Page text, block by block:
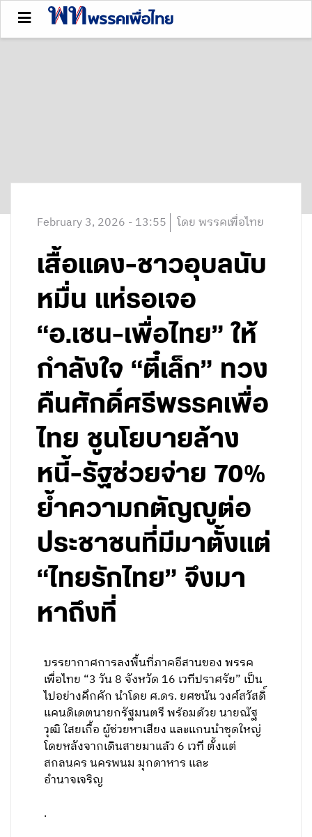
February 3, 2026 - 13:55 โดย พรรคเพื่อไทย
เสื้อแดง-ชาวอุบลนับ
หมื่น แห่รอเจอ
“อ.เชน-เพื่อไทย” ให้
กำลังใจ “ตี๋เล็ก” ทวง
คืนศักดิ์ศรีพรรคเพื่อ
ไทย ชูนโยบายล้าง
หนี้-รัฐช่วยจ่าย 70%
ย้ำความกตัญญูต่อ
ประชาชนที่มีมาตั้งแต่
“ไทยรักไทย” จึงมา
หาถึงที่
บรรยากาศการลงพื้นที่ภาคอีสานของ พรรค
เพื่อไทย “3 วัน 8 จังหวัด 16 เวทีปราศรัย” เป็น
ไปอย่างคึกคัก นำโดย ศ.ดร. ยศชนัน วงศ์สวัสดิ์
แคนดิเดตนายกรัฐมนตรี พร้อมด้วย นายณัฐ
วุฒิ ใสยเกื้อ ผู้ช่วยหาเสียง และแกนนำชุดใหญ่
โดยหลังจากเดินสายมาแล้ว 6 เวที ตั้งแต่
สกลนคร นครพนม มุกดาหาร และ
อำนาจเจริญ
.